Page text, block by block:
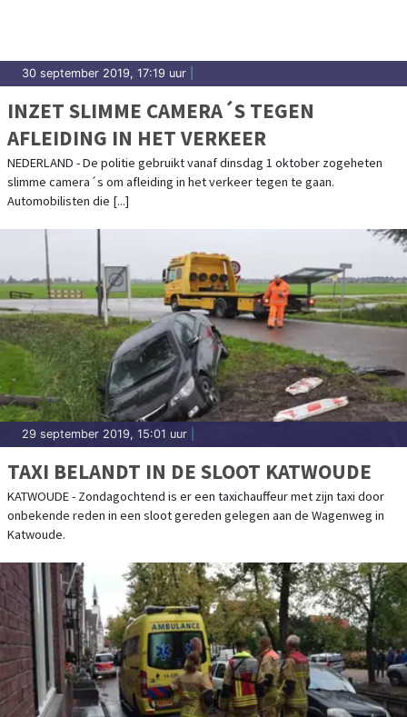
30 september 2019, 17:19 uur
INZET SLIMME CAMERA´S TEGEN
AFLEIDING IN HET VERKEER
NEDERLAND - De politie gebruikt vanaf dinsdag 1 oktober zogeheten
slimme camera´s om afleiding in het verkeer tegen te gaan.
Automobilisten die [...]
29 september 2019, 15:01 uur
TAXI BELANDT IN DE SLOOT KATWOUDE
KATWOUDE - Zondagochtend is er een taxichauffeur met zijn taxi door
onbekende reden in een sloot gereden gelegen aan de Wagenweg in
Katwoude.